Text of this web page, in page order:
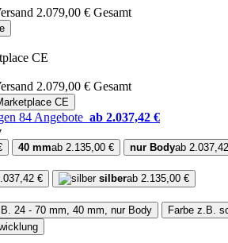
2.079,00 € Gesamt
2.079,00 € Gesamt
CE
84 Angebote ab 2.037,42 €
40 mmab 2.135,00 € nur Bodyab
€ silberab 2.135,00 €
24 - 70 mm, 40 mm, nur Body Farbe z.B.